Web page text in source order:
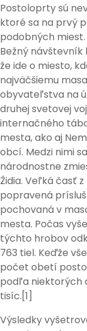
Postoloprty sú
ktoré sa na prvý
podobných
Bežný
že ide o miesto,
najväčšiemu
obyvateľstva na
druhej svetovej
internačného
mesta, ako aj
obcí. Medzi nimi
národnostne
Židia. Veľká časť
popravená
pochovaná v
mesta. Počas
týchto hrobov
763 tiel. Keďže
počet obetí
podľa niektorých
tisíc.[1]
Výsledky